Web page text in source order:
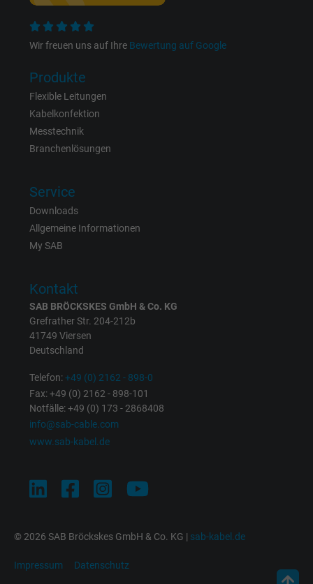
Zweck
Cookie von Google für Website-Analysen.
Besucher die Website nutzt.
Anbieter
Laufzeit 1 Jahr
Anbieter
Laufzeit 15 Minuten
Zweck
Mithilfe dieser ID kann Google den Nutzer
verschiedenen Websites
domänenübergreifend erkennen und
personalisierte Werbung anzeigen.
Name
Google Ad Conversion Tracking
Wir freuen uns auf Ihre Bewertung auf Google
Produkte
Flexible Leitungen
Kabelkonfektion
Messtechnik
Branchenlösungen
Service
Downloads
Allgemeine Informationen
My SAB
Kontakt
SAB BRÖCKSKES GmbH & Co. KG
Grefrather Str. 204-212b
41749 Viersen
Deutschland
Telefon:+49 (0) 2162 - 898-0
Fax: +49 (0) 2162 - 898-101
Notfälle: +49 (0) 173 - 2868408
info@sab-cable.com
www.sab-kabel.de
© 2026 SAB Bröckskes GmbH & Co. KG | sab-kabel.de
Impressum Datenschutz